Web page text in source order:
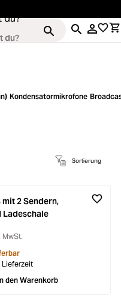
du?
Kondensatormikrofone
Sortierung
2 Sendern,
Ladeschale
MwSt.
Lieferzeit
den Warenkorb